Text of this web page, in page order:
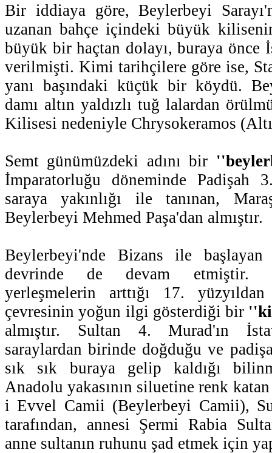
Bir iddiaya göre, Beylerbeyi
uzanan bahçe içindeki büyük
büyük bir haçtan dolayı, buraya önce
verilmişti. Kimi tarihçilere göre ise,
yanı başındaki küçük bir köydü.
damı altın yaldızlı tuğ lalardan
Kilisesi nedeniyle Chrysokeramos
Semt günümüzdeki adını bir
İmparatorluğu döneminde Padişah
saraya yakınlığı ile tanınan,
Beylerbeyi Mehmed Paşa'dan almıştır.
Beylerbeyi'nde Bizans ile başlayan
devrinde de devam etmiştir.
yerleşmelerin arttığı 17.
çevresinin yoğun ilgi gösterdiği bir
almıştır. Sultan 4. Murad'ın
saraylardan birinde doğduğu ve
sık sık buraya gelip kaldığı
Anadolu yakasının siluetine renk
i Evvel Camii (Beylerbeyi Camii),
tarafından, annesi Şermi Rabia
anne sultanın ruhunu şad etmek için